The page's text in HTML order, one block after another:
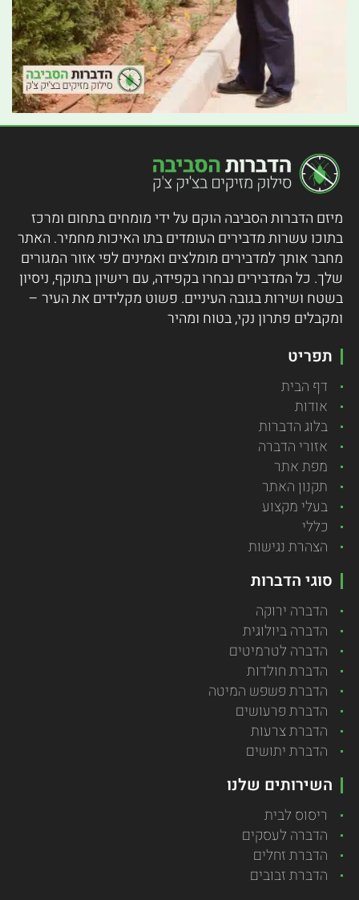
מיזם הדברות הסביבה הוקם על ידי מומחים בתחום ומרכז
בתוכו עשרות מדבירים העומדים בתו האיכות מחמיר. האתר
מחבר אותך למדבירים מומלצים ואמינים לפי אזור המגורים
שלך. כל המדבירים נבחרו בקפידה, עם רישיון בתוקף, ניסיון
בשטח ושירות בגובה העיניים. פשוט מקלידים את העיר –
ומקבלים פתרון נקי, בטוח ומהיר
תפריט
דף הבית
אודות
בלוג הדברות
אזורי הדברה
מפת אתר
תקנון האתר
בעלי מקצוע
כללי
הצהרת נגישות
סוגי הדברות
הדברה ירוקה
הדברה ביולוגית
הדברה לטרמיטים
הדברת חולדות
הדברת פשפש המיטה
הדברת פרעושים
הדברת צרעות
הדברת יתושים
השירותים שלנו
ריסוס לבית
הדברה לעסקים
הדברת זחלים
הדברת זבובים